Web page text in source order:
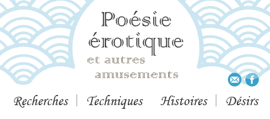
Recherches Techniques Histoires Désirs